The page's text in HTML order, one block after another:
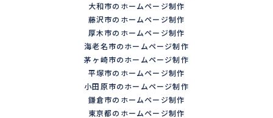
大和市のホームページ制作
藤沢市のホームページ制作
厚木市のホームページ制作
海老名市のホームページ制作
茅ヶ崎市のホームページ制作
平塚市のホームページ制作
小田原市のホームページ制作
鎌倉市のホームページ制作
東京都のホームページ制作